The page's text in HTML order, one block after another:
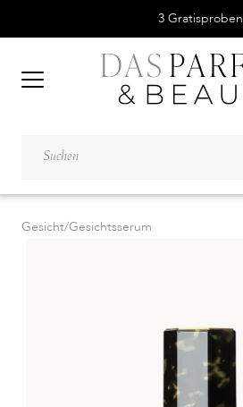
3 Gratisproben
Gesicht/Gesichtsserum